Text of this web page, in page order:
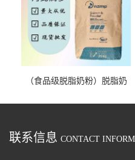
（食品级脱脂奶粉）脱脂奶
联系信息 CONTACT